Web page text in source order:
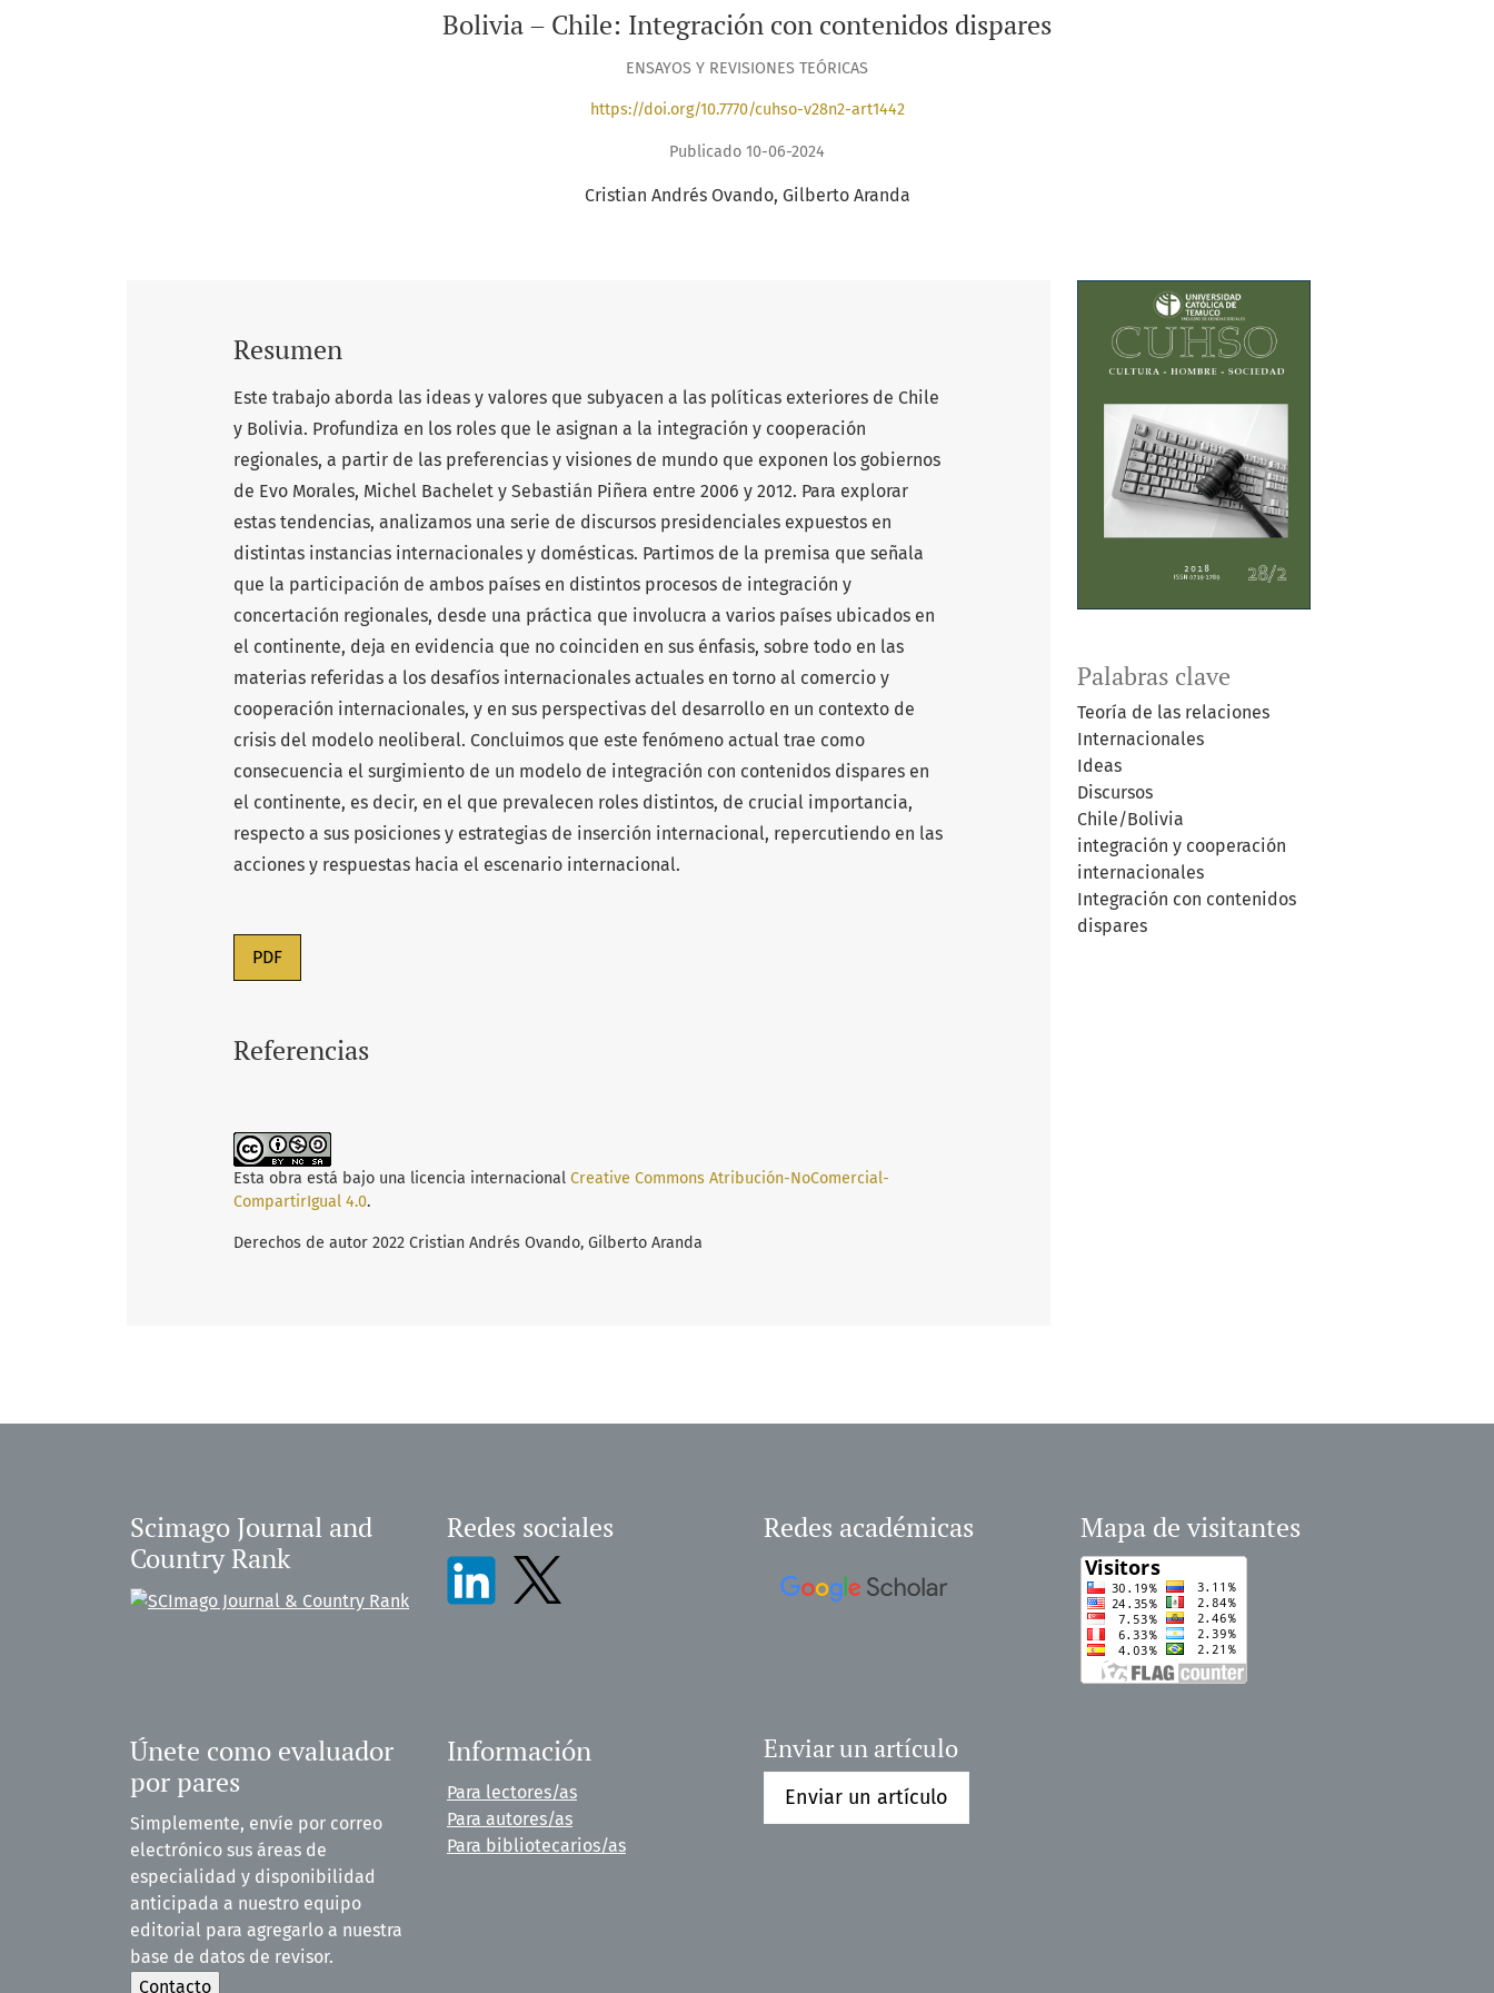
Bolivia – Chile: Integración con contenidos dispares
ENSAYOS Y REVISIONES TEÓRICAS
https://doi.org/10.7770/cuhso-v28n2-art1442
Publicado 10-06-2024
Cristian Andrés Ovando Gilberto Aranda
Palabras clave
Teoría de las relaciones
Internacionales
Ideas
Discursos
Chile/Bolivia
integración y cooperación
internacionales
Integración con contenidos
dispares
Resumen
Este trabajo aborda las ideas y valores que subyacen a las políticas exteriores de Chile
y Bolivia. Profundiza en los roles que le asignan a la integración y cooperación
regionales, a partir de las preferencias y visiones de mundo que exponen los gobiernos
de Evo Morales, Michel Bachelet y Sebastián Piñera entre 2006 y 2012. Para explorar
estas tendencias, analizamos una serie de discursos presidenciales expuestos en
distintas instancias internacionales y domésticas. Partimos de la premisa que señala
que la participación de ambos países en distintos procesos de integración y
concertación regionales, desde una práctica que involucra a varios países ubicados en
el continente, deja en evidencia que no coinciden en sus énfasis, sobre todo en las
materias referidas a los desafíos internacionales actuales en torno al comercio y
cooperación internacionales, y en sus perspectivas del desarrollo en un contexto de
crisis del modelo neoliberal. Concluimos que este fenómeno actual trae como
consecuencia el surgimiento de un modelo de integración con contenidos dispares en
el continente, es decir, en el que prevalecen roles distintos, de crucial importancia,
respecto a sus posiciones y estrategias de inserción internacional, repercutiendo en las
acciones y respuestas hacia el escenario internacional.
PDF
Referencias
Esta obra está bajo una licencia internacional Creative Commons Atribución-NoComercial-
CompartirIgual 4.0.
Derechos de autor 2022 Cristian Andrés Ovando, Gilberto Aranda
Scimago Journal and
Country Rank
Redes sociales Redes académicas Mapa de visitantes
Únete como evaluador
por pares
Simplemente, envíe por correo
electrónico sus áreas de
especialidad y disponibilidad
anticipada a nuestro equipo
editorial para agregarlo a nuestra
base de datos de revisor.
Información
Para lectores/as
Para autores/as
Para bibliotecarios/as
Enviar un artículo
Enviar un artículo